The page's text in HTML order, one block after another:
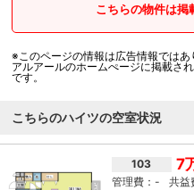
こちらの物件は掲
※このページの情報は広告情報では
アルアールのホームぺージに掲載さ
です。
こちらのハイツの空室状況
103 7
-